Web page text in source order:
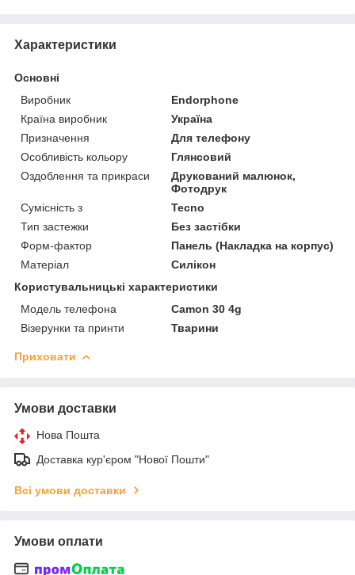
Характеристики
Основні
Виробник
Endorphone
Країна виробник
Україна
Призначення
Для телефону
Особливість кольору
Глянсовий
Оздоблення та прикраси
Друкований малюнок,
Фотодрук
Сумісність з
Tecno
Тип застежки
Без застібки
Форм-фактор
Панель (Накладка на корпус)
Матеріал
Силікон
Користувальницькі характеристики
Модель телефона
Camon 30 4g
Візерунки та принти
Тварини
Приховати
Умови доставки
Нова Пошта
Доставка кур'єром "Нової Пошти"
Всі умови доставки
Умови оплати